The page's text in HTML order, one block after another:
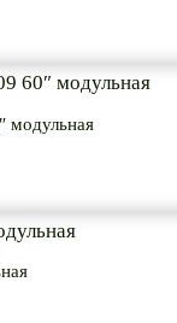
модульная